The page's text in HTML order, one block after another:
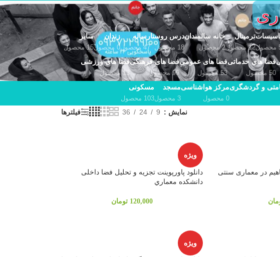
ترمینال
12 محصول
خانه سالمندان
2 محصول
درس روستا
18 محصول
رساله
47 محصول
زندان
0 محصول
سایر
15 محصول
فضا های خدماتی
50 محصول
فضا های عمومی
53 محصول
فضا های فرهنگی
99 محصول
فضا های ورزشی
13 محصول
و گردشگریمرکز هواشناسی
0 محصول
مسجد
3 محصول
مسکونی
103 محصول
نمایش 9
24
36 فیلترها
در معماری سنتی
ویژه
دانلود پاورپوینت تجزيه و تحليل فضا داخلی
دانشكده معماري
120,000 تومان
ویژه